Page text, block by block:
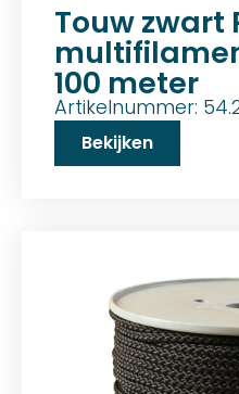
Touw zwart
100 meter
Artikelnummer:
Bekijken